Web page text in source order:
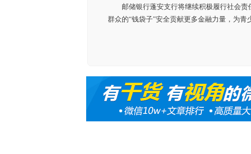
邮储银行蓬安支行将继续积极履行社会
群众的“钱袋子”安全贡献更多金融力量，为青